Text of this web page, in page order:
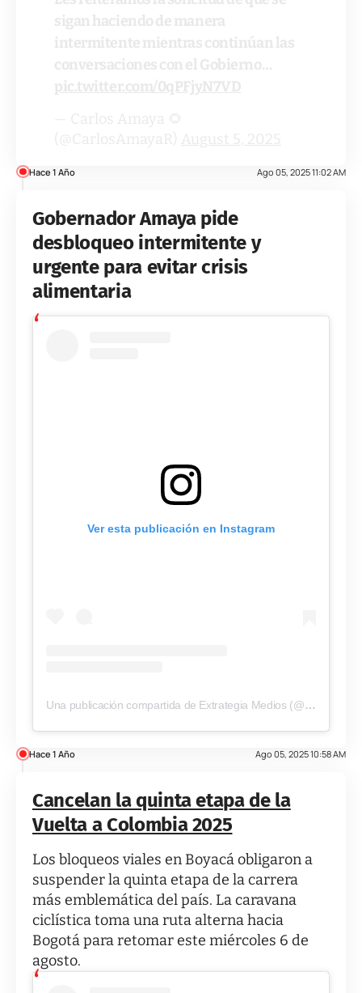
Hace 1 Año Ago 05, 2025 11:02 AM
Gobernador Amaya pide
desbloqueo intermitente y
urgente para evitar crisis
alimentaria
Ver esta publicación en Instagram
Una publicación compartida de Extrategia Medios (@extrategiamedios)
Hace 1 Año Ago 05, 2025 10:58 AM
Cancelan la quinta etapa de la
Vuelta a Colombia 2025
Los bloqueos viales en Boyacá obligaron a
suspender la quinta etapa de la carrera
más emblemática del país. La caravana
ciclística toma una ruta alterna hacia
Bogotá para retomar este miércoles 6 de
agosto.